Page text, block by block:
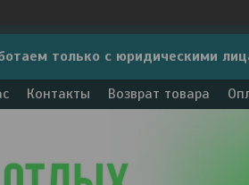
только с юридическими
Контакты Возврат товара